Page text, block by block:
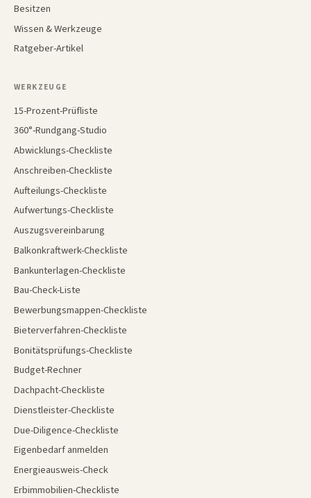
Besitzen
Wissen & Werkzeuge
Ratgeber-Artikel
WERKZEUGE
15-Prozent-Prüfliste
360°-Rundgang-Studio
Abwicklungs-Checkliste
Anschreiben-Checkliste
Aufteilungs-Checkliste
Aufwertungs-Checkliste
Auszugsvereinbarung
Balkonkraftwerk-Checkliste
Bankunterlagen-Checkliste
Bau-Check-Liste
Bewerbungsmappen-Checkliste
Bieterverfahren-Checkliste
Bonitätsprüfungs-Checkliste
Budget-Rechner
Dachpacht-Checkliste
Dienstleister-Checkliste
Due-Diligence-Checkliste
Eigenbedarf anmelden
Energieausweis-Check
Erbimmobilien-Checkliste